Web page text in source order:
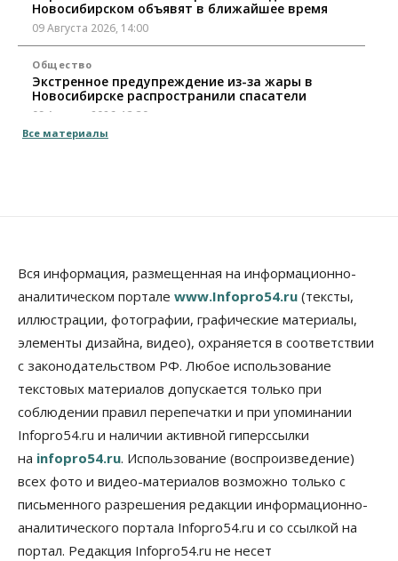
Новосибирском объявят в ближайшее время
09 Августа 2026, 14:00
Общество
Экстренное предупреждение из-за жары в
Новосибирске распространили спасатели
09 Августа 2026, 13:30
«бронировать» со школы
Авто Общество
Не катастрофа, а стресс-тест: эксперт
новосибирской сети СТО пояснил кому можно
заливать бензин Евро‑2
09 Августа 2026, 10:00
Бизнес
Работодатели Новосибирска заявили в центры
занятости почти 32 тысячи вакансий
09 Августа 2026, 09:00
Общество
Спрос на машино-места в
Новосибирской области вырос в полтора раза
Все материалы
Вся информация, размещенная на информационно-
аналитическом портале www.Infopro54.ru (тексты,
иллюстрации, фотографии, графические материалы,
элементы дизайна, видео), охраняется в соответствии
с законодательством РФ. Любое использование
текстовых материалов допускается только при
соблюдении правил перепечатки и при упоминании
Infopro54.ru и наличии активной гиперссылки
на infopro54.ru. Использование (воспроизведение)
всех фото и видео-материалов возможно только с
письменного разрешения редакции информационно-
аналитического портала Infopro54.ru и со ссылкой на
портал. Редакция Infopro54.ru не несет